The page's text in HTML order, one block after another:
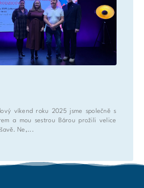
víkend roku 2025 jsme společně s
a mou sestrou Bárou prožili velice
Ne,...